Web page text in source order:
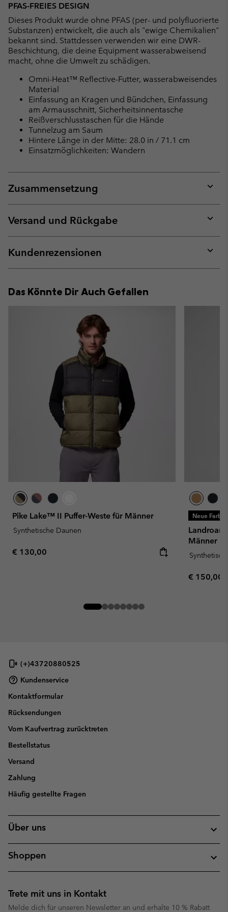
PFAS-FREIES DESIGN
Dieses Produkt wurde ohne PFAS (per- und polyfluorierte
Substanzen) entwickelt, die auch als "ewige Chemikalien"
bekannt sind. Stattdessen verwenden wir eine DWR-
Beschichtung, die deine Equipment wasserabweisend
macht, ohne die Umwelt zu schädigen.
Omni-Heat™ Reflective-Futter, wasserabweisendes
Material
Einfassung an Kragen und Bündchen, Einfassung
am Armausschnitt, Sicherheitsinnentasche
Reißverschlusstaschen für die Hände
Tunnelzug am Saum
Hintere Länge in der Mitte: 28.0 in / 71.1 cm
Einsatzmöglichkeiten: Wandern
Zusammensetzung
or
Versand und Rückgabe
or
Kundenrezensionen
or
Das Könnte Dir Auch Gefallen
Pike Lake™ II Puffer-Weste für Männer
Synthetische Daunen
Regular price:
€ 130,00
Neue
Männer
Regular
€ 150,00
(+)43720880525
Kundenservice
Kontaktformular
Rücksendungen
Vom Kaufvertrag zurücktreten
Bestellstatus
Versand
Zahlung
Häufig gestellte Fragen
Über uns
Shoppen
Trete mit uns in Kontakt
Melde dich für unseren Newsletter an und erhalte 10 % Rabatt